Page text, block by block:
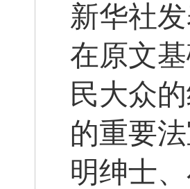
新华社
在原文
民大众
的重要
明绅士